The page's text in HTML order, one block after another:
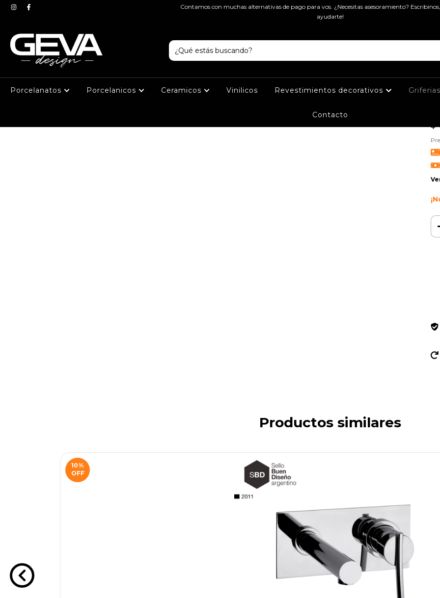
Contamos con muchas alternativas de pago para vos. ¿Necesitas asesoramiento?
ayudarte!
Porcelanatos Porcelanicos Ceramicos Vinilicos Revestimientos decorativos Griferias
Contacto
Productos similares
10%
OFF